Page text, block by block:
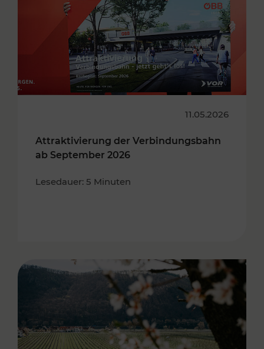
11.05.2026
Attraktivierung der Verbindungsbahn
ab September 2026
Lesedauer: 5 Minuten